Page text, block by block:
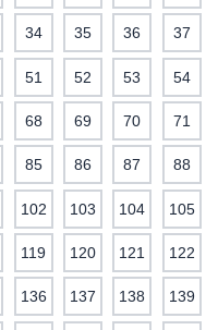
34 35 36 37
51 52 53 54
68 69 70 71
85 86 87 88
102 103 104 105
119 120 121 122
136 137 138 139